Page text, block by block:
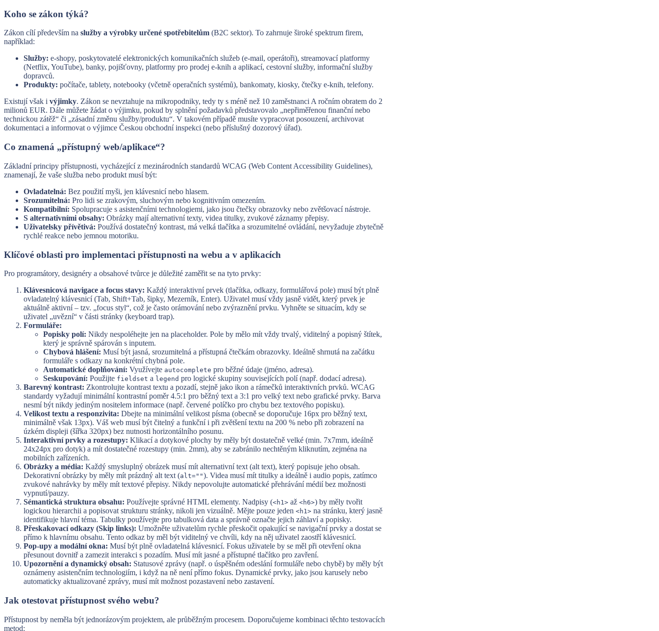
Koho se zákon týká?
Zákon cílí především na služby a výrobky určené spotřebitelům (B2C sektor). To zahrnuje široké spektrum firem,
například:
Služby: e-shopy, poskytovatelé elektronických komunikačních služeb (e-mail, operátoři), streamovací platformy
(Netflix, YouTube), banky, pojišťovny, platformy pro prodej e-knih a aplikací, cestovní služby, informační služby
dopravců.
Produkty: počítače, tablety, notebooky (včetně operačních systémů), bankomaty, kiosky, čtečky e-knih, telefony.
Existují však i výjimky. Zákon se nevztahuje na mikropodniky, tedy ty s méně než 10 zaměstnanci A ročním obratem do 2
milionů EUR. Dále můžete žádat o výjimku, pokud by splnění požadavků představovalo „nepřiměřenou finanční nebo
technickou zátěž“ či „zásadní změnu služby/produktu“. V takovém případě musíte vypracovat posouzení, archivovat
dokumentaci a informovat o výjimce Českou obchodní inspekci (nebo příslušný dozorový úřad).
Co znamená „přístupný web/aplikace“?
Základní principy přístupnosti, vycházející z mezinárodních standardů WCAG (Web Content Accessibility Guidelines),
znamenají, že vaše služba nebo produkt musí být:
Ovladatelná: Bez použití myši, jen klávesnicí nebo hlasem.
Srozumitelná: Pro lidi se zrakovým, sluchovým nebo kognitivním omezením.
Kompatibilní: Spolupracuje s asistenčními technologiemi, jako jsou čtečky obrazovky nebo zvětšovací nástroje.
S alternativními obsahy: Obrázky mají alternativní texty, videa titulky, zvukové záznamy přepisy.
Uživatelsky přívětivá: Používá dostatečný kontrast, má velká tlačítka a srozumitelné ovládání, nevyžaduje zbytečně
rychlé reakce nebo jemnou motoriku.
Klíčové oblasti pro implementaci přístupnosti na webu a v aplikacích
Pro programátory, designéry a obsahové tvůrce je důležité zaměřit se na tyto prvky:
Klávesnicová navigace a focus stavy: Každý interaktivní prvek (tlačítka, odkazy, formulářová pole) musí být plně
ovladatelný klávesnicí (Tab, Shift+Tab, šipky, Mezerník, Enter). Uživatel musí vždy jasně vidět, který prvek je
aktuálně aktivní – tzv. „focus styl“, což je často orámování nebo zvýraznění prvku. Vyhněte se situacím, kdy se
uživatel „uvězní“ v části stránky (keyboard trap).
Formuláře:
Popisky polí: Nikdy nespoléhejte jen na placeholder. Pole by mělo mít vždy trvalý, viditelný a popisný štítek,
který je správně spárován s inputem.
Chybová hlášení: Musí být jasná, srozumitelná a přístupná čtečkám obrazovky. Ideálně shrnutá na začátku
formuláře s odkazy na konkrétní chybná pole.
Automatické doplňování: Využívejte autocomplete pro běžné údaje (jméno, adresa).
Seskupování: Použijte fieldset a legend pro logické skupiny souvisejících polí (např. dodací adresa).
Barevný kontrast: Zkontrolujte kontrast textu a pozadí, stejně jako ikon a rámečků interaktivních prvků. WCAG
standardy vyžadují minimální kontrastní poměr 4.5:1 pro běžný text a 3:1 pro velký text nebo grafické prvky. Barva
nesmí být nikdy jediným nositelem informace (např. červené políčko pro chybu bez textového popisku).
Velikost textu a responzivita: Dbejte na minimální velikost písma (obecně se doporučuje 16px pro běžný text,
minimálně však 13px). Váš web musí být čitelný a funkční i při zvětšení textu na 200 % nebo při zobrazení na
úzkém displeji (šířka 320px) bez nutnosti horizontálního posunu.
Interaktivní prvky a rozestupy: Klikací a dotykové plochy by měly být dostatečně velké (min. 7x7mm, ideálně
24x24px pro dotyk) a mít dostatečné rozestupy (min. 2mm), aby se zabránilo nechtěným kliknutím, zejména na
mobilních zařízeních.
Obrázky a média: Každý smysluplný obrázek musí mít alternativní text (alt text), který popisuje jeho obsah.
Dekorativní obrázky by měly mít prázdný alt text (alt=""). Videa musí mít titulky a ideálně i audio popis, zatímco
zvukové nahrávky by měly mít textové přepisy. Nikdy nepovolujte automatické přehrávání médií bez možnosti
vypnutí/pauzy.
Sémantická struktura obsahu: Používejte správné HTML elementy. Nadpisy (<h1> až <h6>) by měly tvořit
logickou hierarchii a popisovat strukturu stránky, nikoli jen vizuálně. Mějte pouze jeden <h1> na stránku, který jasně
identifikuje hlavní téma. Tabulky používejte pro tabulková data a správně označte jejich záhlaví a popisky.
Přeskakovací odkazy (Skip links): Umožněte uživatelům rychle přeskočit opakující se navigační prvky a dostat se
přímo k hlavnímu obsahu. Tento odkaz by měl být viditelný ve chvíli, kdy na něj uživatel zaostří klávesnicí.
Pop-upy a modální okna: Musí být plně ovladatelná klávesnicí. Fokus uživatele by se měl při otevření okna
přesunout dovnitř a zamezit interakci s pozadím. Musí mít jasné a přístupné tlačítko pro zavření.
Upozornění a dynamický obsah: Statusové zprávy (např. o úspěšném odeslání formuláře nebo chybě) by měly být
oznámeny asistenčním technologiím, i když na ně není přímo fokus. Dynamické prvky, jako jsou karusely nebo
automaticky aktualizované zprávy, musí mít možnost pozastavení nebo zastavení.
Jak otestovat přístupnost svého webu?
Přístupnost by neměla být jednorázovým projektem, ale průběžným procesem. Doporučujeme kombinaci těchto testovacích
metod: